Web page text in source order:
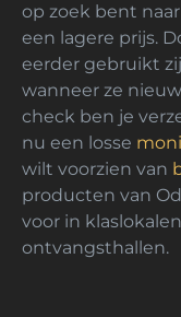
op zoek bent
een lagere prijs.
eerder gebruikt
wanneer ze
check ben je
nu een losse
wilt voorzien van
producten van
voor in
ontvangsthallen.